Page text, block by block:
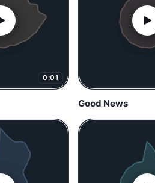
0:01
Good News